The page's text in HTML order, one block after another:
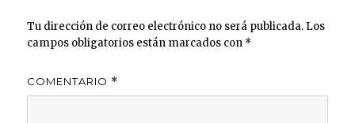
Tu dirección de correo electrónico no será publicada. Los
campos obligatorios están marcados con *
COMENTARIO *